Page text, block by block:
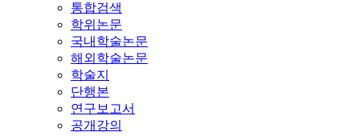
통합검색
학위논문
국내학술논문
해외학술논문
학술지
단행본
연구보고서
공개강의